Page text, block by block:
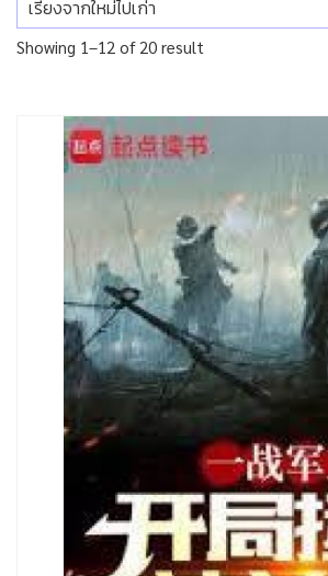
Showing 1–12 of 20 result